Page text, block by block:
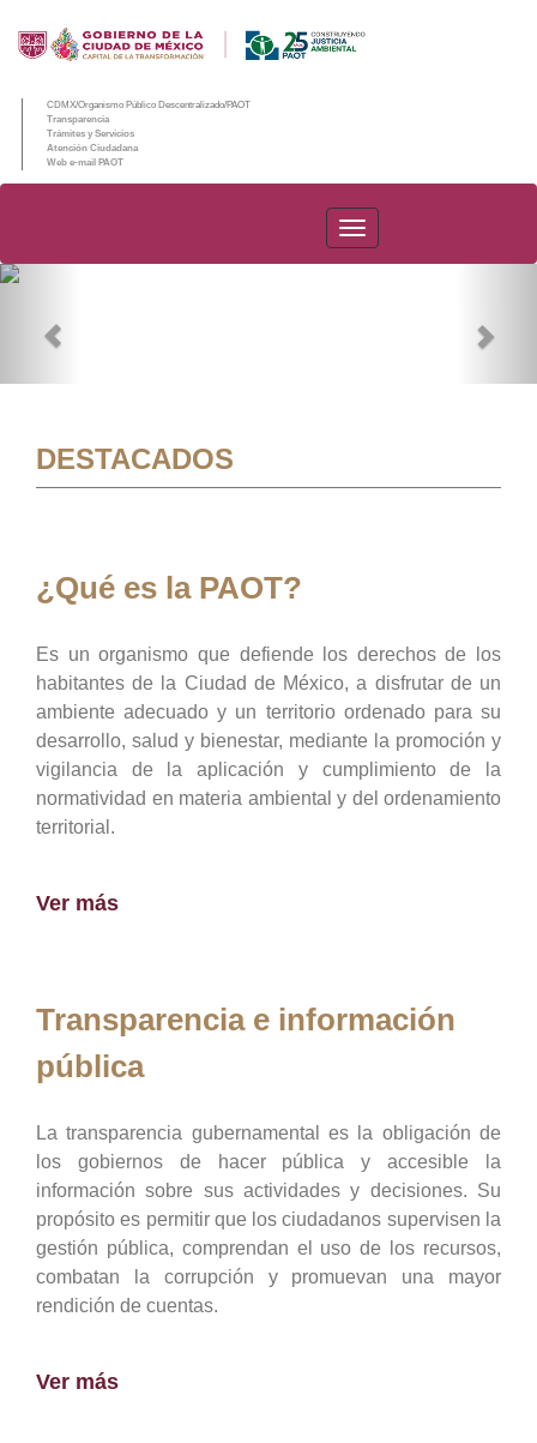
CDMX/Organismo Público Descentralizado/PAOT
Transparencia
Trámites y Servicios
Atención Ciudadana
Web e-mail PAOT
PAOT
DESTACADOS
¿Qué es la PAOT?
Es un organismo que defiende los derechos de los
habitantes de la Ciudad de México, a disfrutar de un
ambiente adecuado y un territorio ordenado para su
desarrollo, salud y bienestar, mediante la promoción y
vigilancia de la aplicación y cumplimiento de la
normatividad en materia ambiental y del ordenamiento
territorial.
Ver más
Transparencia e información
pública
La transparencia gubernamental es la obligación de
los gobiernos de hacer pública y accesible la
información sobre sus actividades y decisiones. Su
propósito es permitir que los ciudadanos supervisen la
gestión pública, comprendan el uso de los recursos,
combatan la corrupción y promuevan una mayor
rendición de cuentas.
Ver más